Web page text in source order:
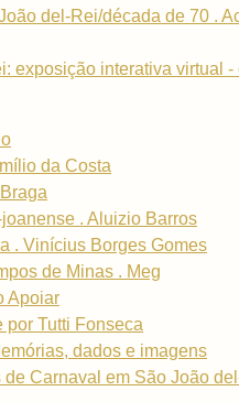
del-Rei/década de 70 .
exposição interativa virtual
da Costa
. Aluizio Barros
. Vinícius Borges Gomes
de Minas . Meg
Apoiar
por Tutti Fonseca
dados e imagens
Carnaval em São João